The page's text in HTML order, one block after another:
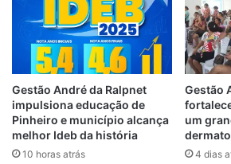
PorSilvan Alves
Relacionado
Homem que matou
esposa em São
Gestão André da Ralpnet
impulsiona educação de
Pinheiro e município alcança
melhor Ideb da história
10 horas atrás
Gestão
um
4 dias